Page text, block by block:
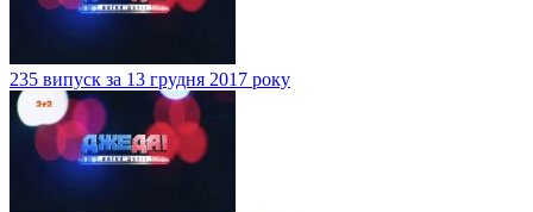
235 випуск за 13 грудня 2017 року